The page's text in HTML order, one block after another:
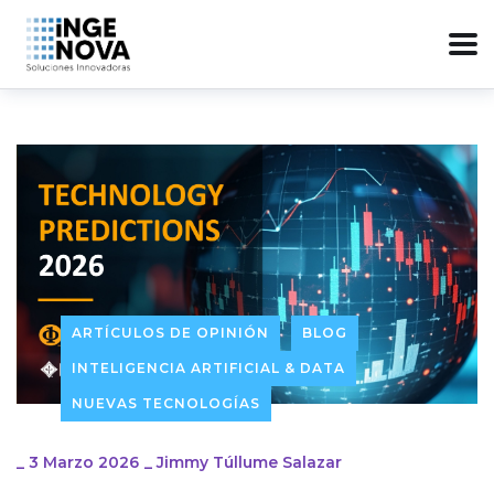
ARTÍCULOS DE OPINIÓN BLOG
INTELIGENCIA ARTIFICIAL & DATA
NUEVAS TECNOLOGÍAS
_ 3 Marzo 2026 _Jimmy Túllume Salazar